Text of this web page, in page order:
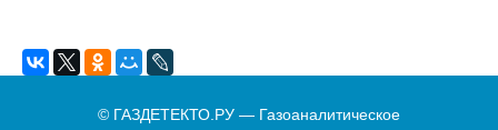
© ГАЗДЕТЕКТО.РУ — Газоаналитическое